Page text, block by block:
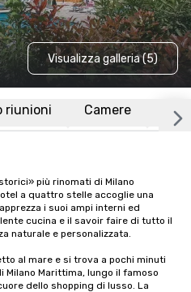
Visualizza galleria (5)
riunioni Camere
più rinomati di Milano
a quattro stelle accoglie una
i suoi ampi interni ed
cucina e il savoir faire di tutto il
naturale e personalizzata.
al mare e si trova a pochi minuti
Marittima, lungo il famoso
dello shopping di lusso. La